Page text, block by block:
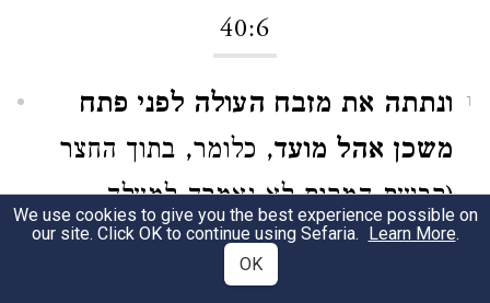
40:6
1
ונתתה את מזבח העולה לפני פתח
משכן אהל מועד, כלומר, בתוך החצר
(קביעת המקום לא נאמרה למעלה,
בפיסקה השייכת למזבח העולה, כ"ז,
א'–ח', אבל היא מובנת שם מכלל
We use cookies to give you the best experience possible on
our site. Click OK to continue using Sefaria. Learn More.
OK